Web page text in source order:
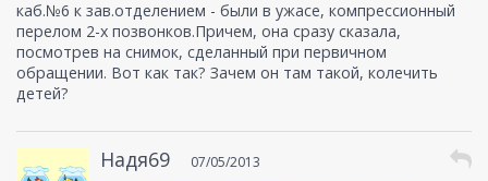
каб.№6 к зав.отделением - были в ужасе, компрессионный
перелом 2-х позвонков.Причем, она сразу сказала,
посмотрев на снимок, сделанный при первичном
обращении. Вот как так? Зачем он там такой, колечить
детей?
Надя69 07/05/2013